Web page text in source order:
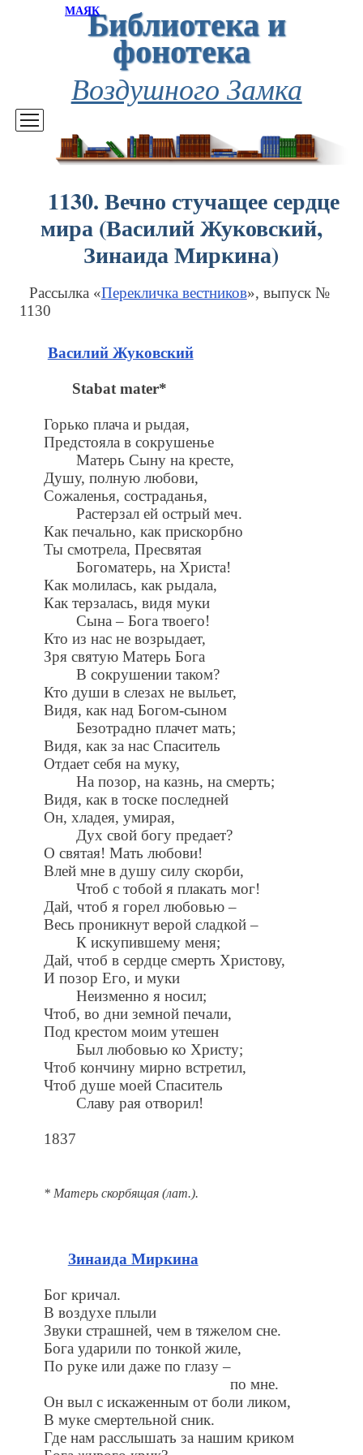
МАЯКБиблиотека и
фонотека
Воздушного Замка
1130. Вечно стучащее сердце
мира (Василий Жуковский,
Зинаида Миркина)
Рассылка «Перекличка вестников», выпуск №
1130
Василий Жуковский
Stabat mater*
Горько плача и рыдая,
Предстояла в сокрушенье
Матерь Сыну на кресте,
Душу, полную любови,
Сожаленья, состраданья,
Растерзал ей острый меч.
Как печально, как прискорбно
Ты смотрела, Пресвятая
Богоматерь, на Христа!
Как молилась, как рыдала,
Как терзалась, видя муки
Сына – Бога твоего!
Кто из нас не возрыдает,
Зря святую Матерь Бога
В сокрушении таком?
Кто души в слезах не выльет,
Видя, как над Богом-сыном
Безотрадно плачет мать;
Видя, как за нас Спаситель
Отдает себя на муку,
На позор, на казнь, на смерть;
Видя, как в тоске последней
Он, хладея, умирая,
Дух свой богу предает?
О святая! Мать любови!
Влей мне в душу силу скорби,
Чтоб с тобой я плакать мог!
Дай, чтоб я горел любовью –
Весь проникнут верой сладкой –
К искупившему меня;
Дай, чтоб в сердце смерть Христову,
И позор Его, и муки
Неизменно я носил;
Чтоб, во дни земной печали,
Под крестом моим утешен
Был любовью ко Христу;
Чтоб кончину мирно встретил,
Чтоб душе моей Спаситель
Славу рая отворил!
1837
* Матерь скорбящая (лат.).
Зинаида Миркина
Бог кричал.
В воздухе плыли
Звуки страшней, чем в тяжелом сне.
Бога ударили по тонкой жиле,
По руке или даже по глазу –
по мне.
Он выл с искаженным от боли ликом,
В муке смертельной сник.
Где нам расслышать за нашим криком